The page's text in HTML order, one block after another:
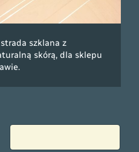
szklana z
skórą, dla sklepu